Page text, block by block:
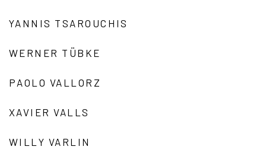
YANNIS TSAROUCHIS
WERNER TÜBKE
PAOLO VALLORZ
XAVIER VALLS
WILLY VARLIN